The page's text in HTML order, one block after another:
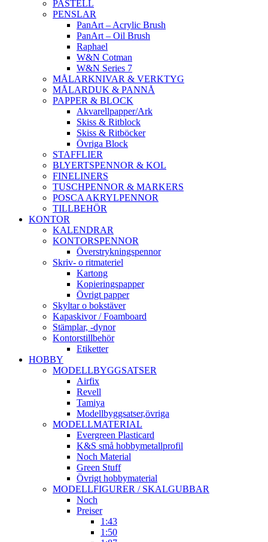
PASTELL
PENSLAR
PanArt – Acrylic Brush
PanArt – Oil Brush
Raphael
W&N Cotman
W&N Series 7
MÅLARKNIVAR & VERKTYG
MÅLARDUK & PANNÅ
PAPPER & BLOCK
Akvarellpapper/Ark
Skiss & Ritblock
Skiss & Ritböcker
Övriga Block
STAFFLIER
BLYERTSPENNOR & KOL
FINELINERS
TUSCHPENNOR & MARKERS
POSCA AKRYLPENNOR
TILLBEHÖR
KONTOR
KALENDRAR
KONTORSPENNOR
Överstrykningspennor
Skriv- o ritmateriel
Kartong
Kopieringspapper
Övrigt papper
Skyltar o bokstäver
Kapaskivor / Foamboard
Stämplar, -dynor
Kontorstillbehör
Etiketter
HOBBY
MODELLBYGGSATSER
Airfix
Revell
Tamiya
Modellbyggsatser,övriga
MODELLMATERIAL
Evergreen Plasticard
K&S små hobbymetallprofil
Noch Material
Green Stuff
Övrigt hobbymaterial
MODELLFIGURER / SKALGUBBAR
Noch
Preiser
1:43
1:50